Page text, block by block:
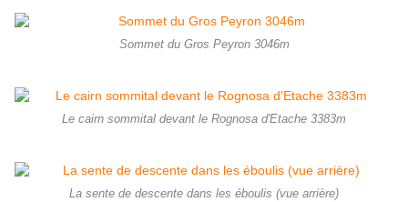
Sommet du Gros Peyron 3046m
Le cairn sommital devant le Rognosa d'Etache 3383m
La sente de descente dans les éboulis (vue arrière)